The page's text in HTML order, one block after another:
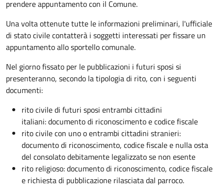
prendere appuntamento con il Comune.
Una volta ottenute tutte le informazioni preliminari, l'ufficiale
di stato civile contatterà i soggetti interessati per fissare un
appuntamento allo sportello comunale.
Nel giorno fissato per le pubblicazioni i futuri sposi si
presenteranno, secondo la tipologia di rito, con i seguenti
documenti:
rito civile di futuri sposi entrambi cittadini
italiani: documento di riconoscimento e codice fiscale
rito civile con uno o entrambi cittadini stranieri:
documento di riconoscimento, codice fiscale e nulla osta
del consolato debitamente legalizzato se non esente
rito religioso: documento di riconoscimento, codice fiscale
e richiesta di pubblicazione rilasciata dal parroco.